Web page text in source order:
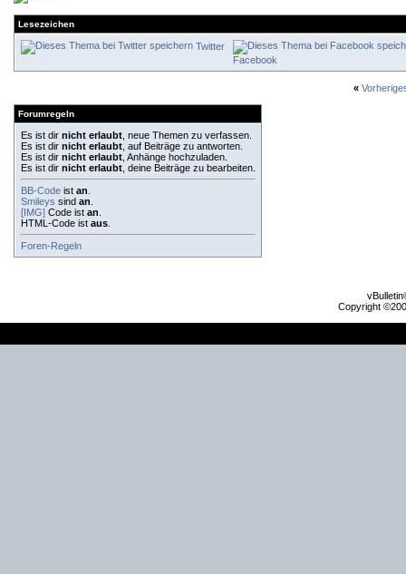
Lesezeichen
Twitter
Facebook
«
Forumregeln
Es ist dir nicht erlaubt , neue Themen zu verfassen.
Es ist dir nicht erlaubt , auf Beiträge zu antworten.
Es ist dir nicht erlaubt , Anhänge hochzuladen.
Es ist dir nicht erlaubt , deine Beiträge zu bearbeiten.
BB-Code ist an
Smileys sind an
[IMG] Code ist an
HTML-Code ist aus
Foren-Regeln
Copyright